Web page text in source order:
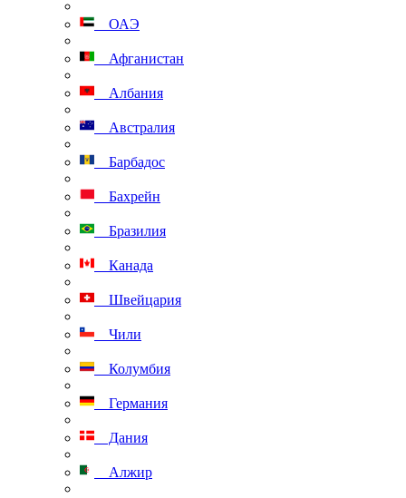
ОАЭ
Афганистан
Албания
Австралия
Барбадос
Бахрейн
Бразилия
Канада
Швейцария
Чили
Колумбия
Германия
Дания
Алжир